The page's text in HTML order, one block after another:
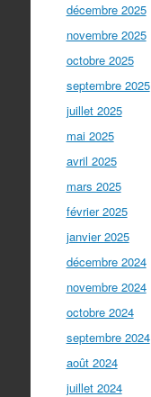
décembre 2025
novembre 2025
octobre 2025
septembre 2025
juillet 2025
mai 2025
avril 2025
mars 2025
février 2025
janvier 2025
décembre 2024
novembre 2024
octobre 2024
septembre 2024
août 2024
juillet 2024